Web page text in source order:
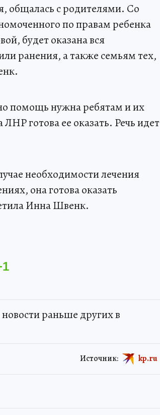
общалась с родителями. Со
по правам ребенка
будет оказана вся
ранения, а также семьям тех,
помощь нужна ребятам и их
готова ее оказать. Речь идет
необходимости лечения
она готова оказать
Инна Швенк.
1
раньше других в
Источник: kp.ru